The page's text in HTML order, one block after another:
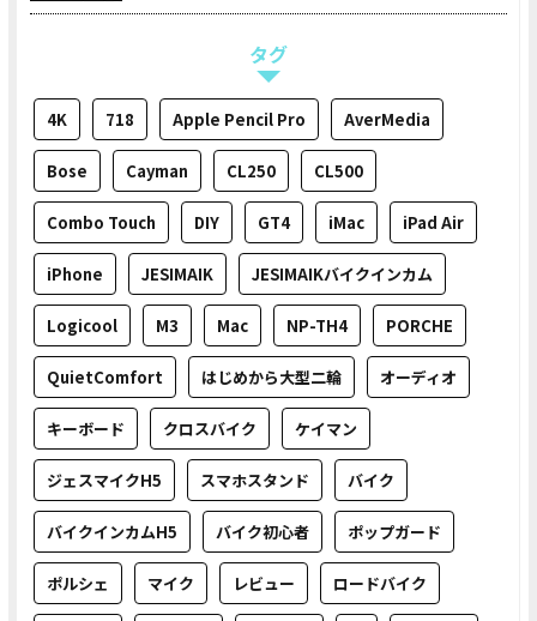
タグ
4K 718 Apple Pencil Pro AverMedia
Bose Cayman CL250 CL500
Combo Touch DIY GT4 iMac iPad Air
iPhone JESIMAIK JESIMAIKバイクインカム
Logicool M3 Mac NP-TH4 PORCHE
QuietComfort はじめから大型二輪 オーディオ
キーボード クロスバイク ケイマン
ジェスマイクH5 スマホスタンド バイク
バイクインカムH5 バイク初心者 ポップガード
ポルシェ マイク レビュー ロードバイク